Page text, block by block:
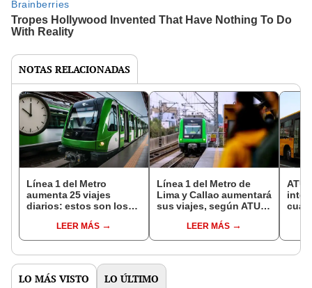
NOTAS RELACIONADAS
Línea 1 del Metro
aumenta 25 viajes
diarios: estos son los
frecuencias hasta
septiembre
LEER MÁS
Línea 1 del Metro de
Lima y Callao aumentará
sus viajes, según ATU:
qué horarios?
LEER MÁS
ATU
Norte
LO MÁS VISTO LO ÚLTIMO